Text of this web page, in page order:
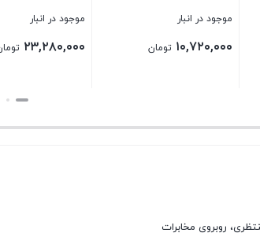
موجود در انبار
۱۰,۷۲۰,۰۰۰ تومان
موجود در انبار
۲۳,۲۸۰,۰۰۰
روبروی مخابرات